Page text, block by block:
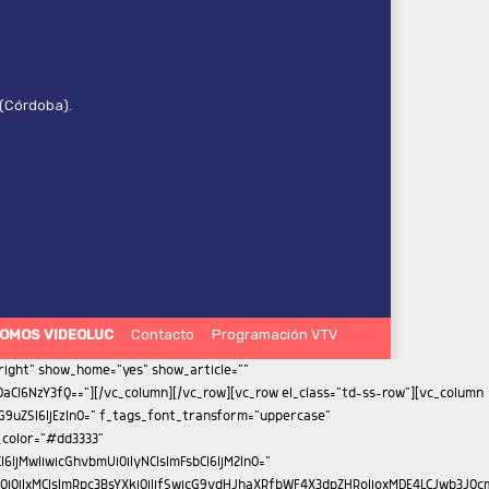
VIDEOLUC Contacto Programación VTV
f_meta_font_size="11" f_meta_font_weight="400" f_descr_font_family="712" f_descr_font_size="13" f_descr_font_weight="400" f_reply_font_family="712" f_reply_font_transform="uppercase" f_frm_title_font_family="712" f_frm_title_font_weight="500" f_frm_title_font_size="eyJhbGwiOiIxNSIsInBvcnRyYWl0IjoiMTMifQ==" f_frm_title_font_transform="uppercase" f_input_font_family="712" f_input_font_size="13" f_btn_font_family="712" f_btn_font_weight="400" f_btn_font_transform="uppercase" f_btn_font_size="13" f_agreement_font_family="712" f_agreement_font_size="13" f_agreement_font_weight="400" f_input_font_weight="400" f_reply_font_weight="400" f_agreement_font_line_height="1.2" auth_h_color="#272d69" reply_h_color="#000000" form_layout="1" tdc_css="eyJhbGwiOnsiZGlzcGxheSI6IiJ9fQ=="][/vc_column][vc_column width="1/3" is_sticky="yes"][td_block_ad_box spot_img_horiz="content-horiz-center" spot_id="sidebar"][vc_empty_space height="33px"][td_flex_block_1 modules_on_row="eyJwaG9uZSI6IjEwMCUifQ==" image_floated="float_left" image_width="30" image_height="100" show_btn="none" show_excerpt="none" modules_category="above" show_date="none" show_review="none" show_com="none" show_author="none" meta_padding="eyJhbGwiOiIwIDAgMCAxNXB4IiwicG9ydHJhaXQiOiIwIDAgMCAxMHB4In0=" art_title="eyJhbGwiOiI4cHggMCAwIDAiLCJwb3J0cmFpdCI6IjVweCAwIDAgMCJ9" f_title_font_family="712" f_title_font_size="eyJhbGwiOiIxNSIsInBvcnRyYWl0IjoiMTEifQ==" f_title_font_weight="400" f_title_font_line_height="1.2" title_txt="#000000" cat_bg="rgba(255,255,255,0)" cat_bg_hover="rgba(255,255,255,0)" f_cat_font_family="712" f_cat_font_transform="uppercase" f_cat_font_weight="400" f_cat_font_size="11" modules_category_padding="0" all_modules_space="eyJhbGwiOiIyNCIsInBvcnRyYWl0IjoiMTUiLCJsYW5kc2NhcGUiOiIyMCJ9" category_id="" ajax_pagination="load_more" sort="" title_txt_hover="#272d69" tdc_css="eyJwaG9uZSI6eyJtYXJnaW4tYm90dG9tIjoiNDAiLCJkaXNwbGF5IjoiIn0sInBob25lX21heF93aWR0aCI6NzY3LCJhbGwiOnsiZGlzcGxheSI6IiJ9LCJwb3J0cmFpdCI6eyJ